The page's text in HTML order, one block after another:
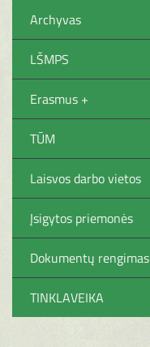
Archyvas
LŠMPS
Erasmus +
TŪM
Laisvos darbo vietos
Įsigytos priemonės
Dokumentų rengimas
TINKLAVEIKA